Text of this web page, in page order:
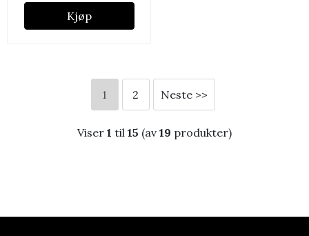
Kjøp
1 2 Neste >>
Viser 1 til 15 (av 19 produkter)